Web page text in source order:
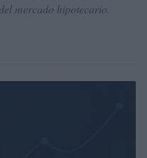
mercado hipotecario.